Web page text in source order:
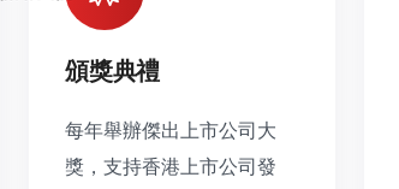
頒獎典禮
每年舉辦傑出上市公司大
獎，支持香港上市公司發